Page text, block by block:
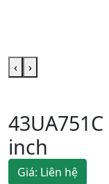
‹ ›
inch
Giá: Liên hệ